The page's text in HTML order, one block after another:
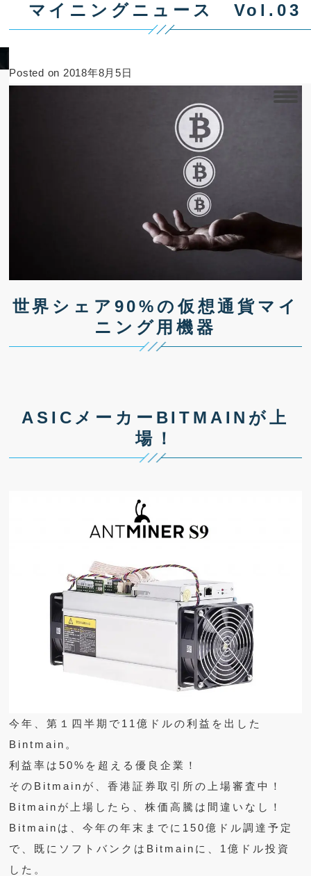
マイニングニュース
マイニングニュース Vol.03
Posted on 2018年8月5日
世界シェア90%の仮想通貨マイ
ニング用機器
ASICメーカーBITMAINが上
場！
今年、第１四半期で11億ドルの利益を出した
Bintmain。
利益率は50%を超える優良企業！
そのBitmainが、香港証券取引所の上場審査中！
Bitmainが上場したら、株価高騰は間違いなし！
Bitmainは、今年の年末までに150億ドル調達予定
で、既にソフトバンクはBitmainに、1億ドル投資
した。